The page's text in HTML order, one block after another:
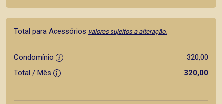
Total para Acessórios valores sujeitos a alteração.
Condomínio
320,00
Total / Mês
320,00